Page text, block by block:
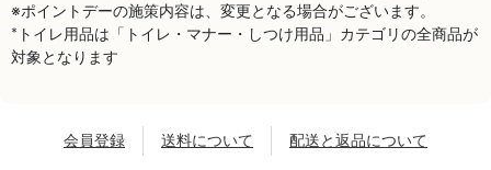
※ポイントデーの施策内容は、変更となる場合がございます。
*トイレ用品は「トイレ・マナー・しつけ用品」カテゴリの全商品が
対象となります
会員登録 送料について 配送と返品について